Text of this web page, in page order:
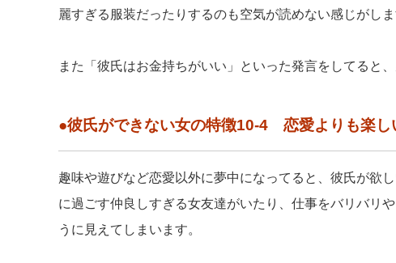
麗すぎる服装だったりするのも空気が読めない感じがしま
また「彼氏はお金持ちがいい」といった発言をしてると
●彼氏ができない女の特徴10-4 恋愛よりも楽し
趣味や遊びなど恋愛以外に夢中になってると、彼氏が欲
に過ごす仲良しすぎる女友達がいたり、仕事をバリバリ
うに見えてしまいます。